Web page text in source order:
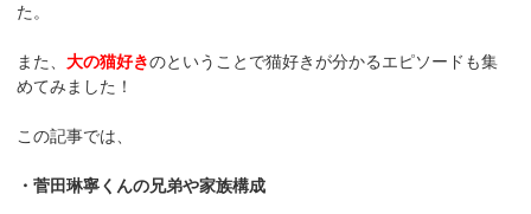
た。
また、大の猫好きのということで猫好きが分かるエピソードも集
めてみました！
この記事では、
・菅田琳寧くんの兄弟や家族構成